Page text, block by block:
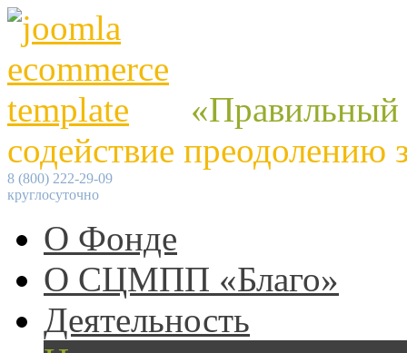
содействие преодолению
8 (800) 222-29-09
круглосуточно
О Фонде
О СЦМПП «Благо»
Деятельность